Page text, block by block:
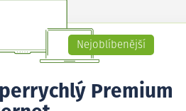
Nejoblíbenější
Premium